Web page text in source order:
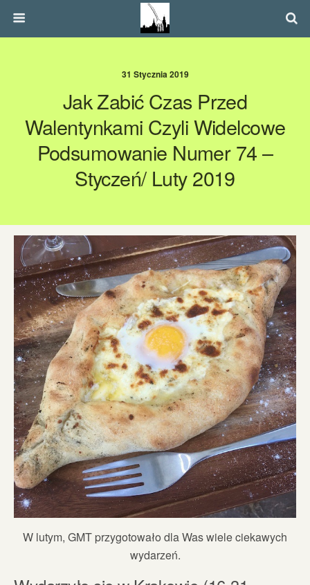
31 Stycznia 2019
Jak Zabić Czas Przed
Walentynkami Czyli Widelcowe
Podsumowanie Numer 74 –
Styczeń/ Luty 2019
W lutym, GMT przygotowało dla Was wiele ciekawych
wydarzeń.